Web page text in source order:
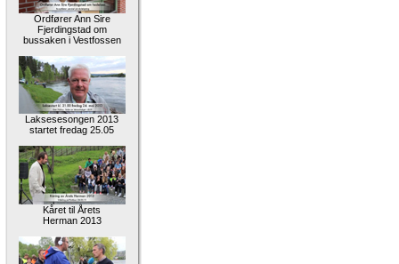
Ordfører Ann Sire
Fjerdingstad om
bussaken i Vestfossen
Laksesesongen 2013
startet fredag 25.05
Kåret til Årets
Herman 2013